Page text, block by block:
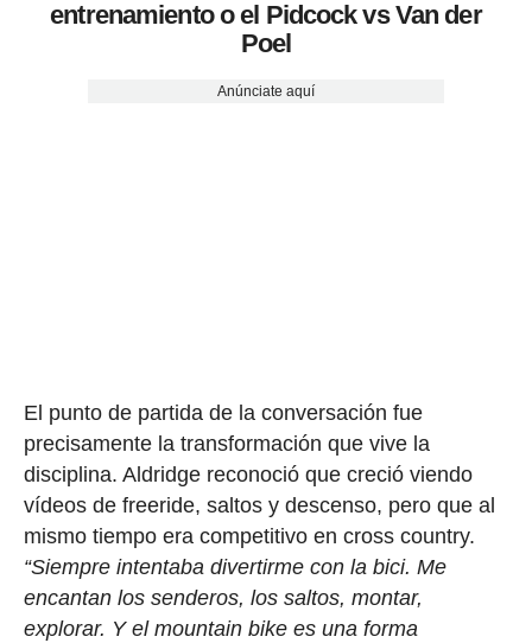
entrenamiento o el Pidcock vs Van der
Poel
Anúnciate aquí
El punto de partida de la conversación fue
precisamente la transformación que vive la
disciplina. Aldridge reconoció que creció viendo
vídeos de freeride, saltos y descenso, pero que al
mismo tiempo era competitivo en cross country.
“Siempre intentaba divertirme con la bici. Me
encantan los senderos, los saltos, montar,
explorar. Y el mountain bike es una forma